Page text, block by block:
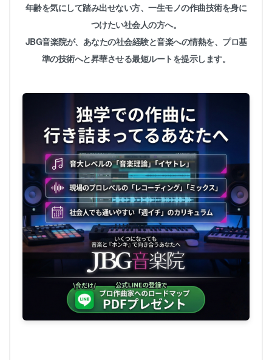
年齢を気にして踏み出せない方、一生モノの作曲技術を身に
つけたい社会人の方へ。
JBG音楽院が、あなたの社会経験と音楽への情熱を、プロ基
準の技術へと昇華させる最短ルートを提示します。